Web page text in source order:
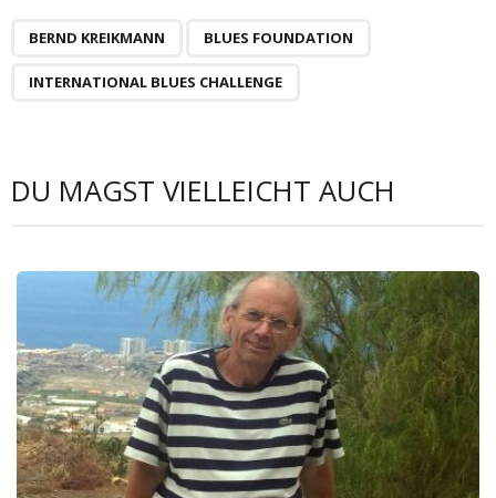
BERND KREIKMANN BLUES FOUNDATION
INTERNATIONAL BLUES CHALLENGE
DU MAGST VIELLEICHT AUCH